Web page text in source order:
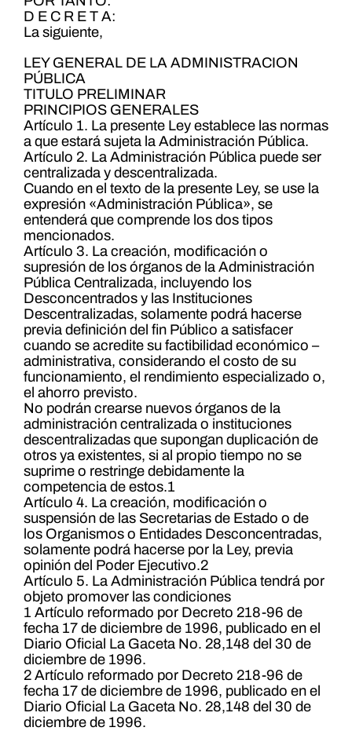
D E C R E T A:
La siguiente,
LEY GENERAL DE LA ADMINISTRACION
PÚBLICA
TITULO PRELIMINAR
PRINCIPIOS GENERALES
Artículo 1. La presente Ley establece las normas
a que estará sujeta la Administración Pública.
Artículo 2. La Administración Pública puede ser
centralizada y descentralizada.
Cuando en el texto de la presente Ley, se use la
expresión «Administración Pública», se
entenderá que comprende los dos tipos
mencionados.
Artículo 3. La creación, modificación o
supresión de los órganos de la Administración
Pública Centralizada, incluyendo los
Desconcentrados y las Instituciones
Descentralizadas, solamente podrá hacerse
previa definición del fin Público a satisfacer
cuando se acredite su factibilidad económico –
administrativa, considerando el costo de su
funcionamiento, el rendimiento especializado o,
el ahorro previsto.
No podrán crearse nuevos órganos de la
administración centralizada o instituciones
descentralizadas que supongan duplicación de
otros ya existentes, si al propio tiempo no se
suprime o restringe debidamente la
competencia de estos.1
Artículo 4. La creación, modificación o
suspensión de las Secretarias de Estado o de
los Organismos o Entidades Desconcentradas,
solamente podrá hacerse por la Ley, previa
opinión del Poder Ejecutivo.2
Artículo 5. La Administración Pública tendrá por
objeto promover las condiciones
1 Artículo reformado por Decreto 218-96 de
fecha 17 de diciembre de 1996, publicado en el
Diario Oficial La Gaceta No. 28,148 del 30 de
diciembre de 1996.
2 Artículo reformado por Decreto 218-96 de
fecha 17 de diciembre de 1996, publicado en el
Diario Oficial La Gaceta No. 28,148 del 30 de
diciembre de 1996.